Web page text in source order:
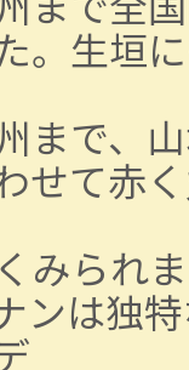
。生垣
まで、
せて赤
みられ
ンは独